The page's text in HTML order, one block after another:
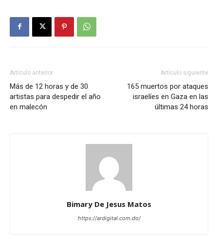
Artículo anterior
Más de 12 horas y de 30
artistas para despedir el año
en malecón
Artículo siguiente
165 muertos por ataques
israelíes en Gaza en las
últimas 24 horas
Bimary De Jesus Matos
https://ardigital.com.do/